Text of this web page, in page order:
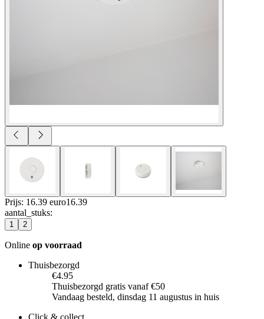
Prijs: 16.39 euro16.39
aantal_stuks:
1 2
Online op voorraad
Thuisbezorgd
€4.95
Thuisbezorgd gratis vanaf €50
Vandaag besteld, dinsdag 11 augustus in huis
Click & collect